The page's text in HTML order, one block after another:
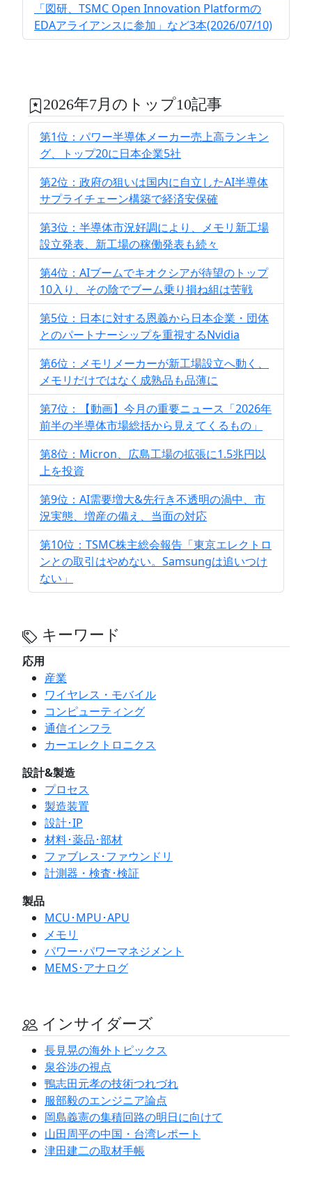
「図研、TSMC Open Innovation Platformの
EDAアライアンスに参加」など3本(2026/07/10)
2026年7月のトップ10記事
第1位：パワー半導体メーカー売上高ランキン
グ、トップ20に日本企業5社
第2位：政府の狙いは国内に自立したAI半導体
サプライチェーン構築で経済安保確
第3位：半導体市況好調により、メモリ新工場
設立発表、新工場の稼働発表も続々
第4位：AIブームでキオクシアが待望のトップ
10入り、その陰でブーム乗り損ね組は苦戦
第5位：日本に対する恩義から日本企業・団体
とのパートナーシップを重視するNvidia
第6位：メモリメーカーが新工場設立へ動く、
メモリだけではなく成熟品も品薄に
第7位：【動画】今月の重要ニュース「2026年
前半の半導体市場総括から見えてくるもの」
第8位：Micron、広島工場の拡張に1.5兆円以
上を投資
第9位：AI需要増大&先行き不透明の渦中、市
況実態、増産の備え、当面の対応
第10位：TSMC株主総会報告「東京エレクトロ
ンとの取引はやめない。Samsungは追いつけ
ない」
キーワード
応用
産業
ワイヤレス・モバイル
コンピューティング
通信インフラ
カーエレクトロニクス
設計&製造
プロセス
製造装置
設計･IP
材料･薬品･部材
ファブレス･ファウンドリ
計測器・検査･検証
製品
MCU･MPU･APU
メモリ
パワー･パワーマネジメント
MEMS･アナログ
インサイダーズ
長見晃の海外トピックス
泉谷渉の視点
鴨志田元孝の技術つれづれ
服部毅のエンジニア論点
岡島義憲の集積回路の明日に向けて
山田周平の中国・台湾レポート
津田建二の取材手帳